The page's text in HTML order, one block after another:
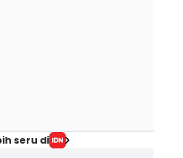
seru di